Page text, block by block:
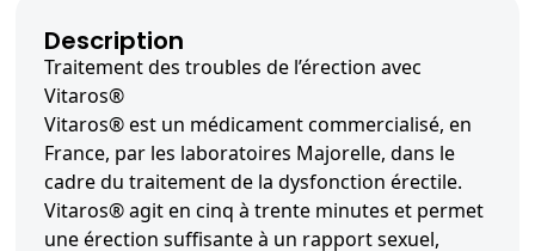
Description
Traitement des troubles de l’érection avec
Vitaros®
Vitaros® est un médicament commercialisé, en
France, par les laboratoires Majorelle, dans le
cadre du traitement de la dysfonction érectile.
Vitaros® agit en cinq à trente minutes et permet
une érection suffisante à un rapport sexuel,